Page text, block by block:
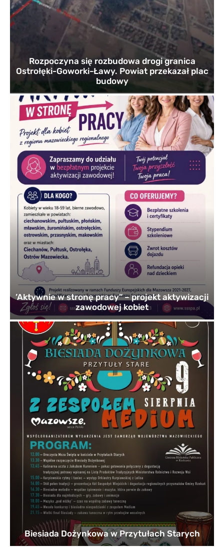
Rozpoczyna się rozbudowa drogi granica
Ostrołęki-Goworki-Ławy. Powiat przekazał plac
budowy
’Aktywnie w stronę pracy” – projekt aktywizacji
zawodowej kobiet
Biesiada Dożynkowa w Przytułach Starych